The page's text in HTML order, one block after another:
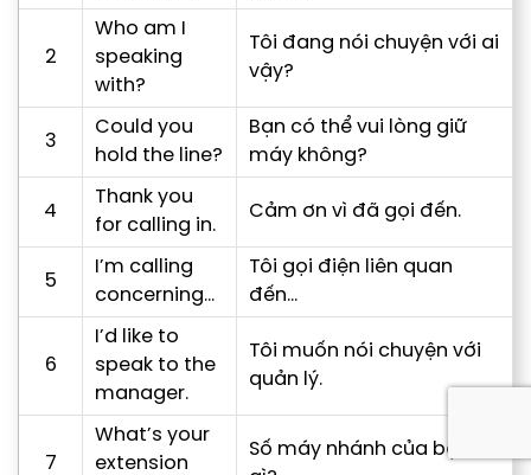
2
Who am I
speaking
with?
Tôi đang nói chuyện với ai
vậy?
3
Could you
hold the line?
Bạn có thể vui lòng giữ
máy không?
4
Thank you
for calling in.
Cảm ơn vì đã gọi đến.
5
I’m calling
concerning…
Tôi gọi điện liên quan
đến…
6
I’d like to
speak to the
manager.
Tôi muốn nói chuyện với
quản lý.
7
What’s your
extension
Số máy nhánh của bạn là